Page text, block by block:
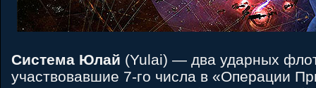
Система Юлай (Yulai) — два ударных
участвовавшие 7-го числа в «Операции